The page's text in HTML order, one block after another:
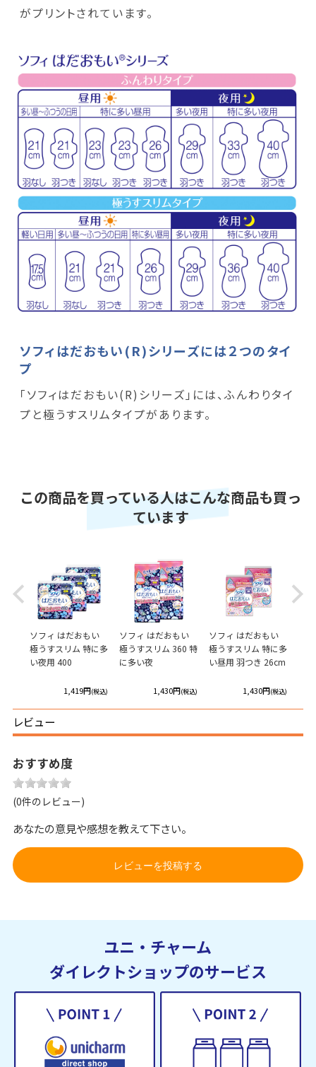
がプリントされています。
ソフィはだおもい(R)シリーズには２つのタイ
プ
「ソフィはだおもい(R)シリーズ」には、ふんわりタイ
プと極うすスリムタイプがあります。
この商品を買っている人はこんな商品も買っ
ています
Previous
ソフィ はだおもい
極うすスリム 特に多
い夜用 400
1,419円(税込)
ソフィ はだおもい
極うすスリム 360 特
に多い夜
1,430円(税込)
ソフィ はだおもい
極うすスリム 特に多
い昼用 羽つき 26cm
1,430円(税込)
Next
レビュー
おすすめ度
(0件のレビュー)
あなたの意見や感想を教えて下さい。
レビューを投稿する
ユニ・チャーム
ダイレクトショップのサービス